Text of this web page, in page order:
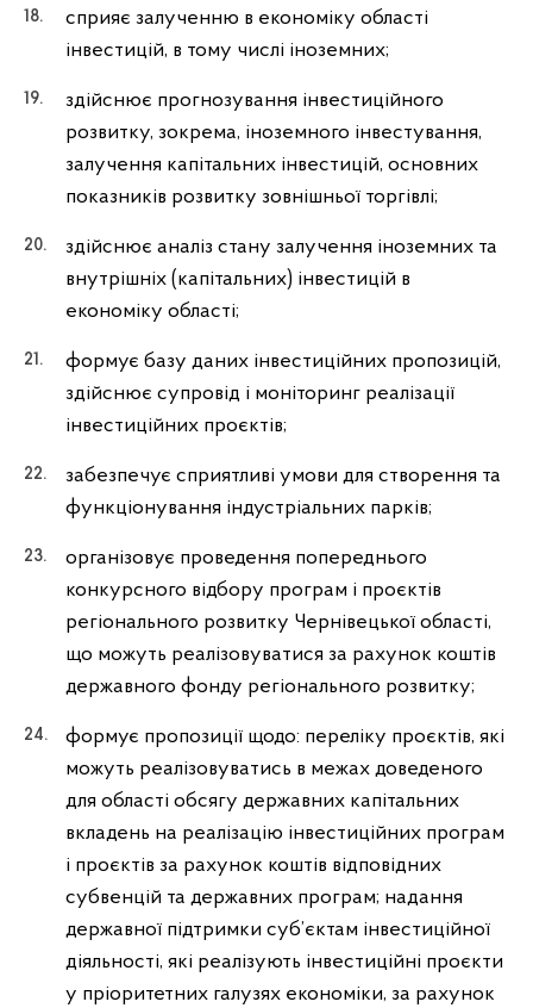
сприяє залученню в економіку області
інвестицій, в тому числі іноземних;
здійснює прогнозування інвестиційного
розвитку, зокрема, іноземного інвестування,
залучення капітальних інвестицій, основних
показників розвитку зовнішньої торгівлі;
здійснює аналіз стану залучення іноземних та
внутрішніх (капітальних) інвестицій в
економіку області;
формує базу даних інвестиційних пропозицій,
здійснює супровід і моніторинг реалізації
інвестиційних проєктів;
забезпечує сприятливі умови для створення та
функціонування індустріальних парків;
організовує проведення попереднього
конкурсного відбору програм і проєктів
регіонального розвитку Чернівецької області,
що можуть реалізовуватися за рахунок коштів
державного фонду регіонального розвитку;
формує пропозиції щодо: переліку проєктів, які
можуть реалізовуватись в межах доведеного
для області обсягу державних капітальних
вкладень на реалізацію інвестиційних програм
і проєктів за рахунок коштів відповідних
субвенцій та державних програм; надання
державної підтримки суб’єктам інвестиційної
діяльності, які реалізують інвестиційні проєкти
у пріоритетних галузях економіки, за рахунок